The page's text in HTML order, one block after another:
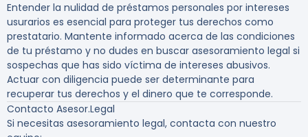
Entender la nulidad de préstamos personales por intereses
usurarios es esencial para proteger tus derechos como
prestatario. Mantente informado acerca de las condiciones
de tu préstamo y no dudes en buscar asesoramiento legal si
sospechas que has sido víctima de intereses abusivos.
Actuar con diligencia puede ser determinante para
recuperar tus derechos y el dinero que te corresponde.
Contacto Asesor.Legal
Si necesitas asesoramiento legal, contacta con nuestro